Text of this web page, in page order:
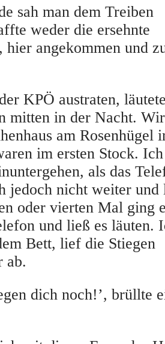
sah man dem Treiben
weder die ersehnte
angekommen und
KPÖ austraten, läutete
mitten in der Nacht. Wir
am Rosenhügel
im ersten Stock.
als das
jedoch nicht weiter und
oder vierten Mal ging
und ließ es läuten.
Bett, lief die Stiegen
ab.
dich noch!’, brüllte